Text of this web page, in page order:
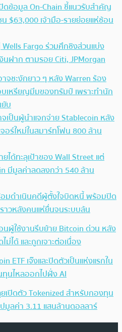
ดข้อมูล On-Chain ชี้แนวรับสำคัญ
$63,000 เจ้ามือ-รายย่อยแห่ช้อน
Fargo ร่วมศึกชิงส่วนแบ่ง
นฝาก ตามรอย Citi, JPMorgan
จชะงักยาว ๆ หลัง Warren ร้อง
บเหรียญมีมของทรัมป์ เพราะทำนัก
บ
เป็นผู้นำแจกจ่าย Stablecoin หลัง
อร์ใหม่ในสมาร์ทโฟน 800 ล้าน
ยได้ทะลุเป้าของ Wall Street แต่
มีมูลค่าลดลงกว่า 540 ล้าน
อมดำเนินคดีผู้ตั้งใจบิดหนี้ พร้อมปิด
าวหลังคนแห่ยื่นจนระบบล้น
นผู้ใช้งานรีบย้าย Bitcoin ด่วน หลัง
ม่ได้ และถูกเจาะต่อเนื่อง
ETF เจ๊งและปิดตัวเป็นแห่งแรกใน
ทุนไหลออกไปฝั่ง AI
เปิดตัว Tokenized สำหรับกองทุน
มูลค่า 3.11 แสนล้านดอลลาร์